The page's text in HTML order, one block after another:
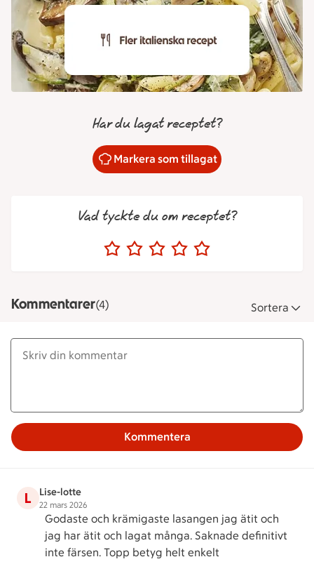
Har du lagat receptet?
Markera som tillagat
Vad tyckte du om receptet?
Kommentarer(4) Sortera
Kommentera
L Lise-lotte
22 mars 2026
Godaste och krämigaste lasangen jag ätit och
jag har ätit och lagat många. Saknade definitivt
inte färsen. Topp betyg helt enkelt